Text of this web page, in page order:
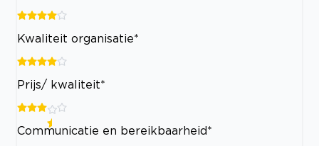
Kwaliteit organisatie*
Prijs/ kwaliteit*
Communicatie en bereikbaarheid*